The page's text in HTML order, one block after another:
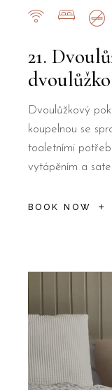
21.
dvoulůžko
Dvoulůžkový
koupelnou se
toaletními
vytápěním a
BOOK NOW